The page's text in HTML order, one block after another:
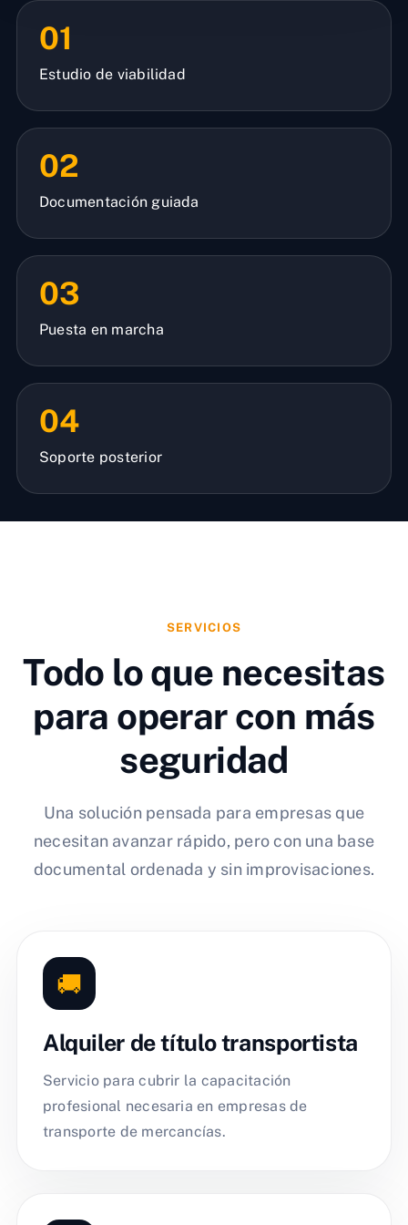
01
Estudio de viabilidad
02
Documentación guiada
03
Puesta en marcha
04
Soporte posterior
SERVICIOS
Todo lo que necesitas
para operar con más
seguridad
Una solución pensada para empresas que
necesitan avanzar rápido, pero con una base
documental ordenada y sin improvisaciones.
🚚
Alquiler de título transportista
Servicio para cubrir la capacitación
profesional necesaria en empresas de
transporte de mercancías.